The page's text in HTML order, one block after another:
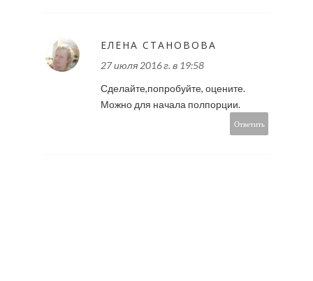
ЕЛЕНА СТАНОВОВА
27 июля 2016 г. в 19:58
Сделайте,попробуйте, оцените.
Можно для начала полпорции.
Ответить